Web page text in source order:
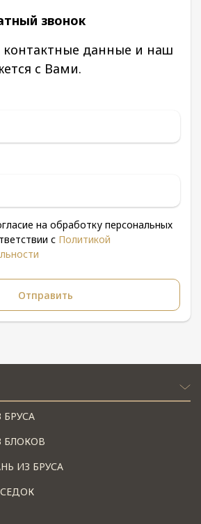
звонок
контактные данные и наш
с Вами.
на обработку персональных
с Политикой
БЛОКОВ
ИЗ БРУСА